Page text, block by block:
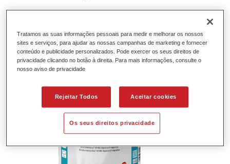
Saber mais
Tratamos as suas informações pessoais para medir e melhorar os nossos
sites e serviços, para ajudar as nossas campanhas de marketing e fornecer
conteúdo e publicidade personalizados. Pode exercer os seus direitos de
privacidade clicando no botão à direita. Para mais informações, consulte o
nosso aviso de privacidade
Rejeitar Todos Aceitar cookies
Os seus direitos privacidade